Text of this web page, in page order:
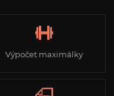
Výpočet maximálky